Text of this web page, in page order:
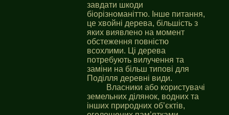
завдати шкоди
біорізноманіттю. Інше питання,
це хвойні дерева, більшість з
яких виявлено на момент
обстеження повністю
всохлими. Ці дерева
потребують вилучення та
заміни на більш типові для
Поділля деревні види.
Власники або користувачі
земельних ділянок, водних та
інших природних об’єктів,